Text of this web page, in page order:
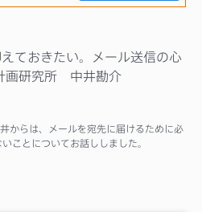
ておきたい。メール送信の心
画研究所 中井勘介
からは、メールを宛先に届けるために必
ことについてお話ししました。